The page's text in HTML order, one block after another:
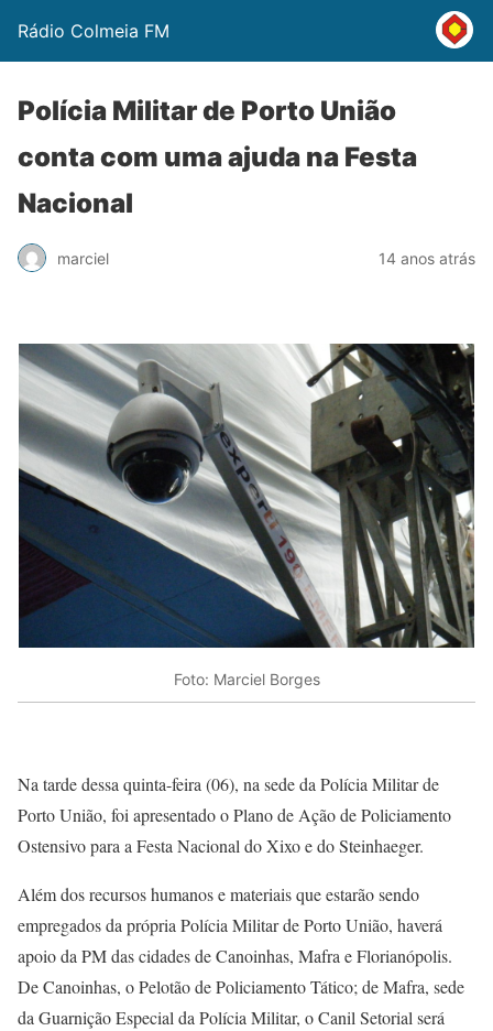
Rádio Colmeia FM
Polícia Militar de Porto União
conta com uma ajuda na Festa
Nacional
marciel 14 anos atrás
Foto: Marciel Borges
Na tarde dessa quinta-feira (06), na sede da Polícia Militar de
Porto União, foi apresentado o Plano de Ação de Policiamento
Ostensivo para a Festa Nacional do Xixo e do Steinhaeger.
Além dos recursos humanos e materiais que estarão sendo
empregados da própria Polícia Militar de Porto União, haverá
apoio da PM das cidades de Canoinhas, Mafra e Florianópolis.
De Canoinhas, o Pelotão de Policiamento Tático; de Mafra, sede
da Guarnição Especial da Polícia Militar, o Canil Setorial será